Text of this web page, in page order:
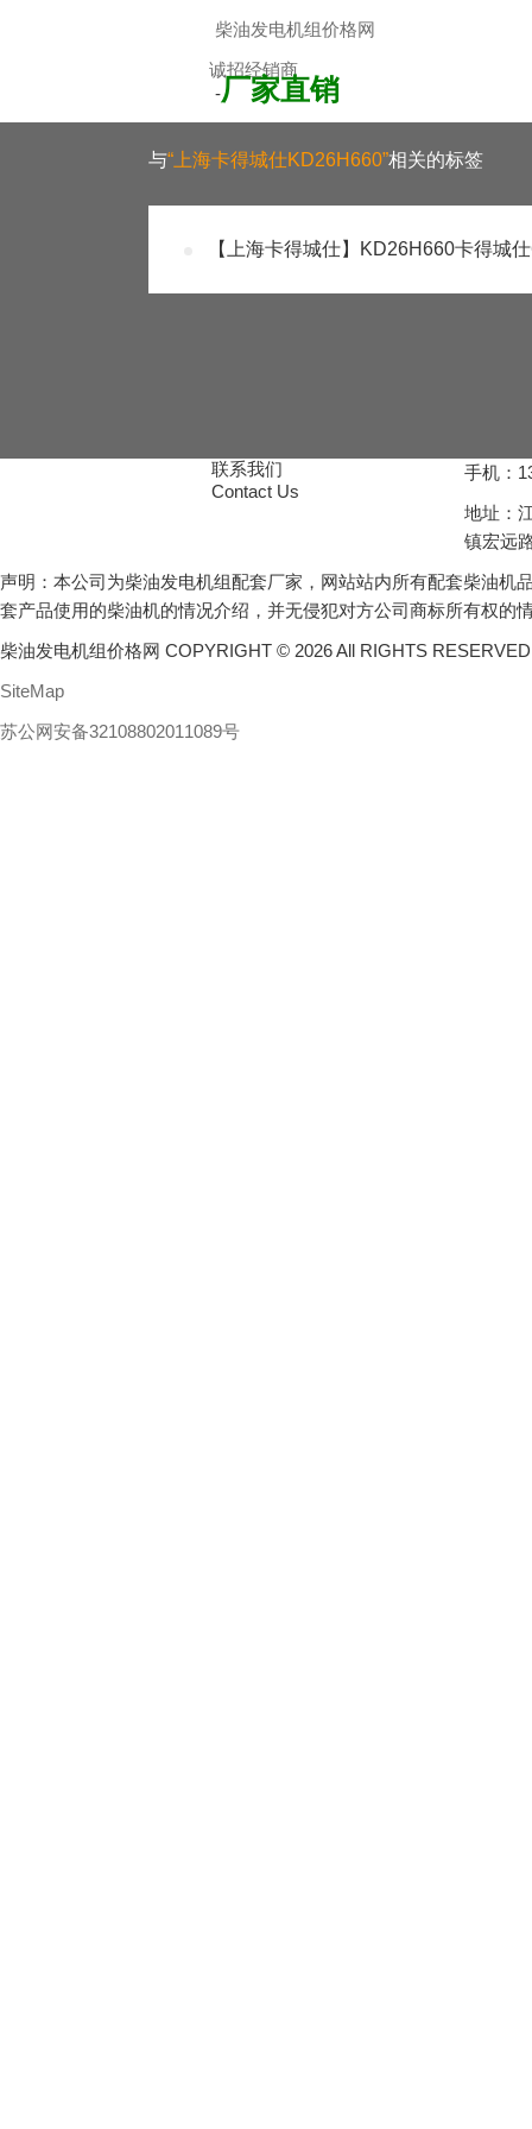
柴油发电机组价格网
-厂家直销
诚招经销商
加入经销商，享受更低折扣
与“上海卡得城仕KD26H660”相关的标签
【上海卡得城仕】KD26H660卡得城
联系我们
Contact Us
手机：
地址：
镇宏远
声明：本公司为柴油发电机组配套厂家，网站站内所有配套柴油
套产品使用的柴油机的情况介绍，并无侵犯对方公司商标所有权的
柴油发电机组价格网 COPYRIGHT © 2026 All RIGHTS
SiteMap
苏公网安备32108802011089号